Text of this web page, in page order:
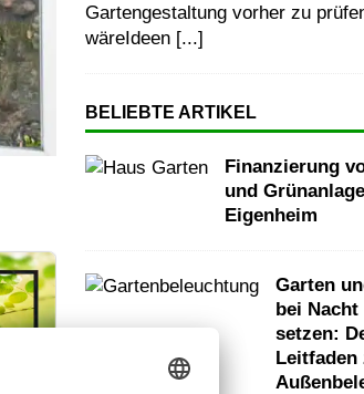
Gartengestaltung vorher zu
wäreIdeen [...]
BELIEBTE ARTIKEL
Finanzierung
und
Eigenheim
Garten
bei Nacht
setzen:
Leitfaden